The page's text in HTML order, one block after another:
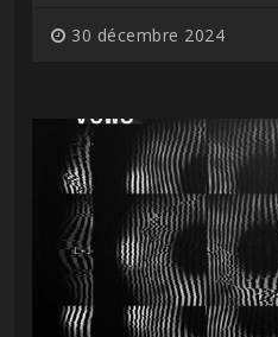
30 décembre 2024